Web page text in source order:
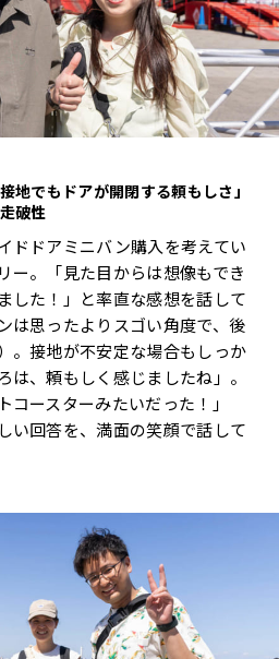
地でもドアが開閉する頼もしさ」
破性
ドドアミニバン購入を考えてい
ー。「見た目からは想像もでき
した！」と率直な感想を話して
は思ったよりスゴい角度で、後
。接地が不安定な場合もしっか
は、頼もしく感じましたね」。
ースターみたいだった！」
い回答を、満面の笑顔で話して